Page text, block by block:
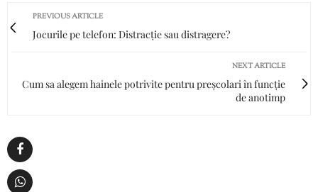
PREVIOUS ARTICLE
Jocurile pe telefon: Distracție sau distragere?
NEXT ARTICLE
Cum sa alegem hainele potrivite pentru preșcolari în funcție
de anotimp